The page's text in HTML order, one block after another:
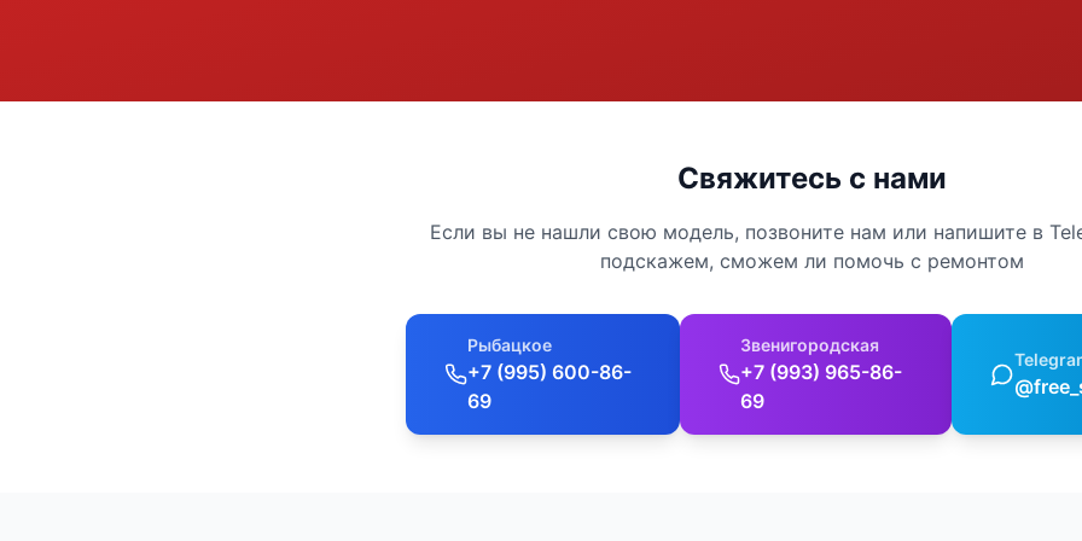
Свяжитесь с нами
Если вы не нашли свою модель, позвоните нам или напишите в
подскажем, сможем ли помочь с ремонтом
Рыбацкое
+7 (995) 600-86-
69
Звенигородская
+7 (993) 965-86-
69